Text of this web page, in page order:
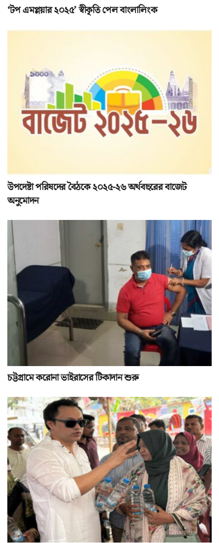
‘টপ এমপ্লয়ার ২০২৫’ স্বীকৃতি পেল বাংলালিংক
উপদেষ্টা পরিষদের বৈঠকে ২০২৫-২৬ অর্থবছরের বাজেট
অনুমোদন
চট্টগ্রামে করোনা ভাইরাসের টিকাদান শুরু